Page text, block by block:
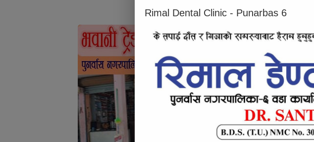
Article inline ad #1
Rimal Dental Clinic - Punarbas 6